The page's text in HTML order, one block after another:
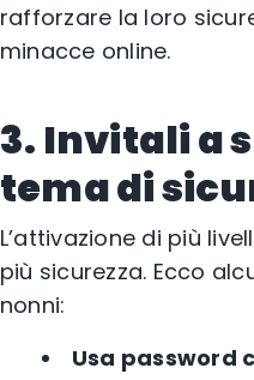
rafforzare la loro
minacce online.
3. Invitali a
tema di
L’attivazione di più
più sicurezza. Ecco
nonni:
Usa password